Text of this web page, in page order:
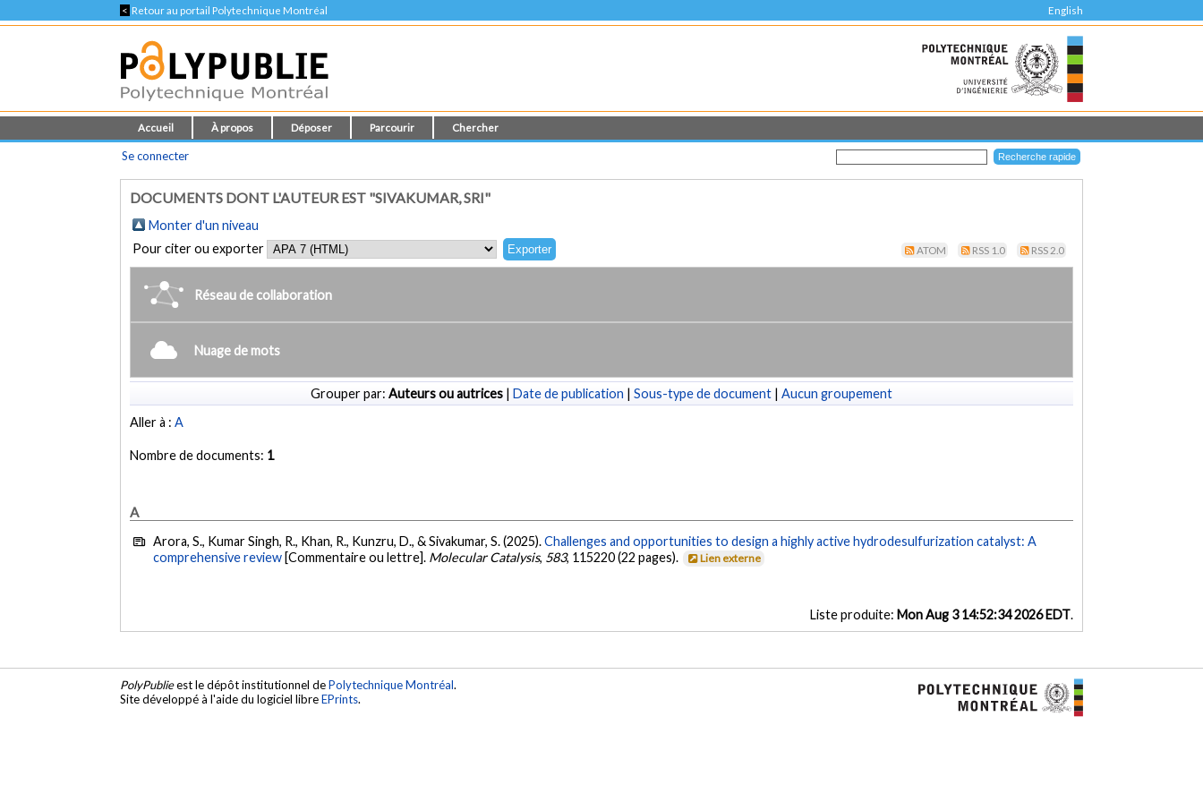
< Retour au portail Polytechnique Montréal English
Accueil À propos Déposer Parcourir Chercher
Se connecter
DOCUMENTS DONT L'AUTEUR EST "SIVAKUMAR, SRI"
Monter d'un niveau
Pour citer ou exporter
ATOM RSS 1.0 RSS 2.0
Réseau de collaboration
Nuage de mots
Grouper par: Auteurs ou autrices | Date de publication | Sous-type de document | Aucun groupement
Aller à :A
Nombre de documents: 1
A
Arora, S., Kumar Singh, R., Khan, R., Kunzru, D., & Sivakumar, S. (2025).Challenges and opportunities to design a highly active hydrodesulfurization catalyst: A
comprehensive review [Commentaire ou lettre]. Molecular Catalysis, 583, 115220 (22 pages). Lien externe
Liste produite: Mon Aug 3 14:52:34 2026 EDT.
PolyPublieest le dépôt institutionnel dePolytechnique Montréal.
Site développé à l'aide du logiciel libreEPrints.